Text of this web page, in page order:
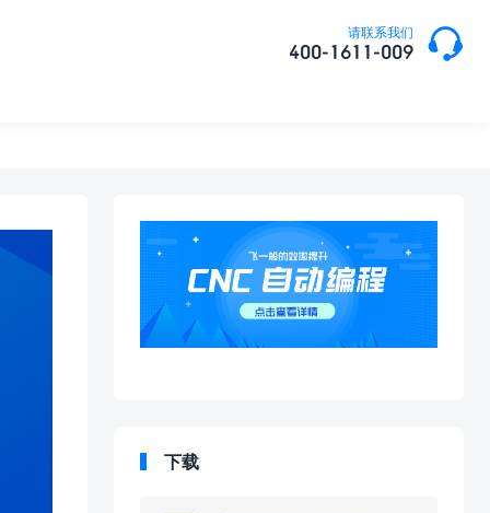
请联系我们
400-1611-009 
下载